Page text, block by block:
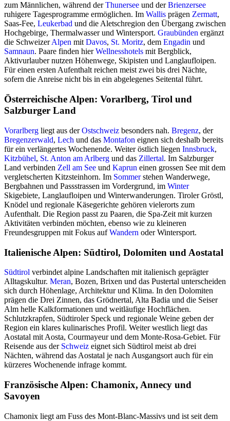
zum Männlichen, während derThunersee und derBrienzersee
ruhigere Tagesprogramme ermöglichen. Im Wallis prägen Zermatt,
Saas-Fee, Leukerbad und die Aletschregion den Übergang zwischen
Hochgebirge, Thermalwasser und Wintersport. Graubünden ergänzt
die SchweizerAlpen mitDavos, St. Moritz, dem Engadin und
Samnaun. Paare finden hierWellnesshotels mit Bergblick,
Aktivurlauber nutzen Höhenwege, Skipisten und Langlaufloipen.
Für einen ersten Aufenthalt reichen meist zwei bis drei Nächte,
sofern die Anreise nicht bis in ein abgelegenes Seitental führt.
Österreichische Alpen: Vorarlberg, Tirol und
Salzburger Land
Vorarlberg liegt aus derOstschweiz besonders nah. Bregenz, der
Bregenzerwald, Lech und das Montafon eignen sich deshalb bereits
für ein verlängertes Wochenende. Weiter östlich liegen Innsbruck,
Kitzbühel, St. Anton am Arlberg und das Zillertal. Im Salzburger
Land verbinden Zell am See und Kaprun einen grossen See mit dem
vergletscherten Kitzsteinhorn. Im Sommerstehen Wanderwege,
Bergbahnen und Passstrassen im Vordergrund, im Winter
Skigebiete, Langlaufloipen und Winterwanderungen. Tiroler Gröstl,
Knödel und regionale Käsegerichte gehören vielerorts zum
Aufenthalt. Die Region passt zu Paaren, die Spa-Zeit mit kurzen
Aktivitäten verbinden möchten, ebenso wie zu kleineren
Freundesgruppen mit Fokus aufWandern oder Wintersport.
Italienische Alpen: Südtirol, Dolomiten und Aostatal
Südtirol verbindet alpine Landschaften mit italienisch geprägter
Alltagskultur. Meran, Bozen, Brixen und das Pustertal unterscheiden
sich durch Höhenlage, Architektur und Klima. In den Dolomiten
prägen die Drei Zinnen, das Grödnertal, Alta Badia und die Seiser
Alm helle Kalkformationen und weitläufige Hochflächen.
Schlutzkrapfen, Südtiroler Speck und regionale Weine geben der
Region ein klares kulinarisches Profil. Weiter westlich liegt das
Aostatal mit Aosta, Courmayeur und dem Monte-Rosa-Gebiet. Für
Reisende aus der Schweiz eignet sich Südtirol meist ab drei
Nächten, während das Aostatal je nach Ausgangsort auch für ein
kürzeres Wochenende infrage kommt.
Französische Alpen: Chamonix, Annecy und
Savoyen
Chamonix liegt am Fuss des Mont-Blanc-Massivs und ist seit dem